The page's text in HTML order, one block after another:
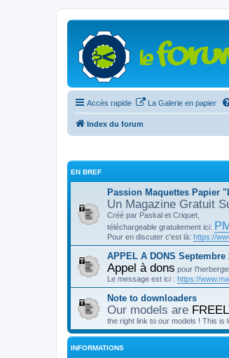
Accès rapide La Galerie en papier
Index du forum
EN BREF
Passion Maquettes Papier
Un Magazine Gratuit
Créé par Paskal et Criquet,
téléchargeable gratuitement ici:
Pour en discuter c'est là: https://
APPEL A DONS Septembre
Appel à dons pour
Le message est ici : https://
Note to downloaders
Our models are
the right link to our models ! This is
INFORMATIONS